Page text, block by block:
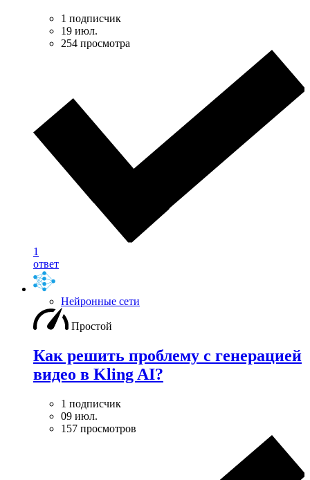
1 подписчик
19 июл.
254 просмотра
1
ответ
Нейронные сети
Простой
Как решить проблему с генерацией
видео в Kling AI?
1 подписчик
09 июл.
157 просмотров